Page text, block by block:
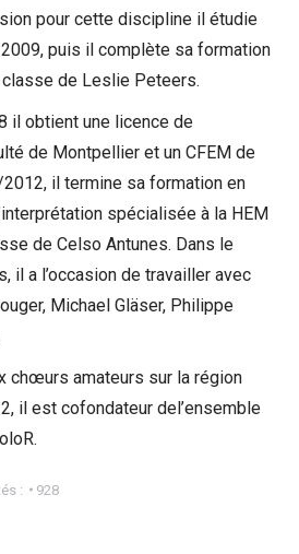
pour cette discipline il étudie
2009, puis il complète sa formation
de Leslie Peteers.
il obtient une licence de
de Montpellier et un CFEM de
il termine sa formation en
spécialisée à la HEM
de Celso Antunes. Dans le
il a l’occasion de travailler avec
Michael Gläser, Philippe
chœurs amateurs sur la région
il est cofondateur del’ensemble
: 928